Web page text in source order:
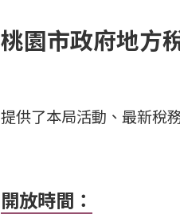
桃園市政府地方
提供了本局活動、最新稅
開放時間：